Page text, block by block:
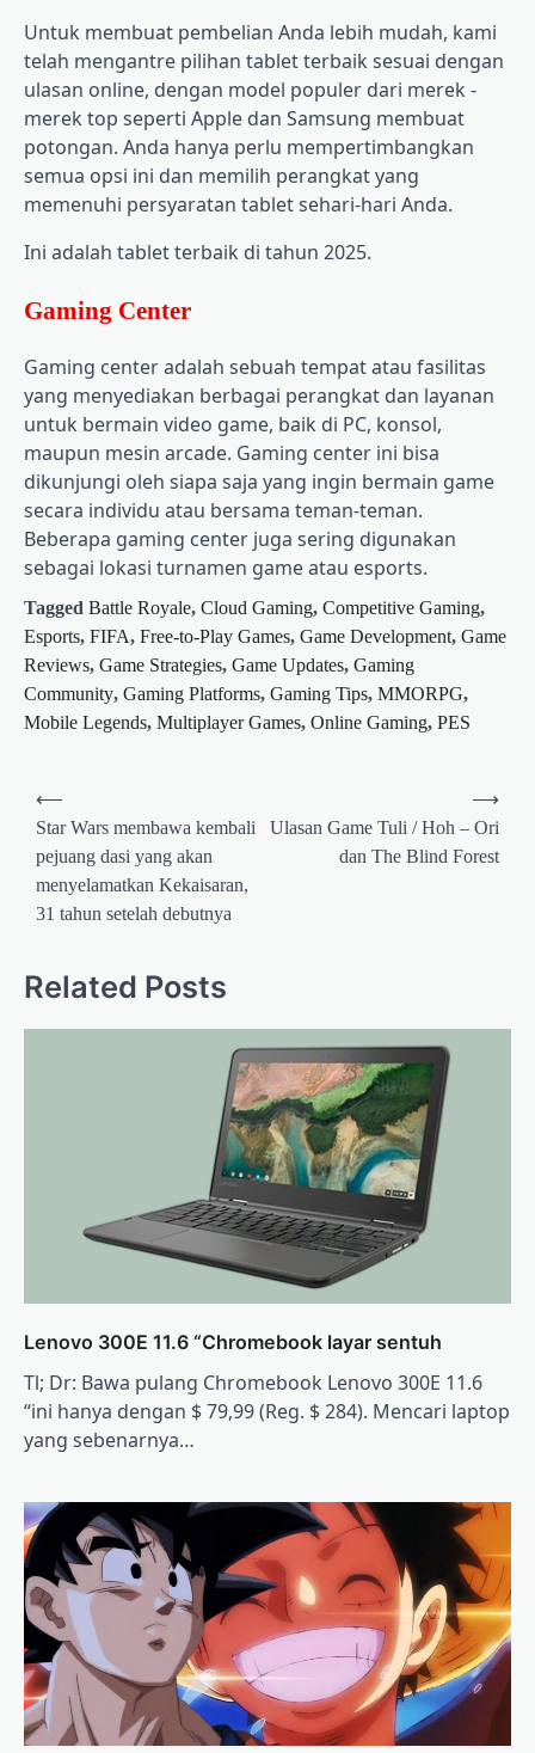
Untuk membuat pembelian Anda lebih mudah, kami
telah mengantre pilihan tablet terbaik sesuai dengan
ulasan online, dengan model populer dari merek -
merek top seperti Apple dan Samsung membuat
potongan. Anda hanya perlu mempertimbangkan
semua opsi ini dan memilih perangkat yang
memenuhi persyaratan tablet sehari-hari Anda.
Ini adalah tablet terbaik di tahun 2025.
Gaming Center
Gaming center adalah sebuah tempat atau fasilitas
yang menyediakan berbagai perangkat dan layanan
untuk bermain video game, baik di PC, konsol,
maupun mesin arcade. Gaming center ini bisa
dikunjungi oleh siapa saja yang ingin bermain game
secara individu atau bersama teman-teman.
Beberapa gaming center juga sering digunakan
sebagai lokasi turnamen game atau esports.
Tagged Battle Royale, Cloud Gaming, Competitive Gaming,
Esports, FIFA, Free-to-Play Games, Game Development, Game
Reviews, Game Strategies, Game Updates, Gaming
Community, Gaming Platforms, Gaming Tips, MMORPG,
Mobile Legends, Multiplayer Games, Online Gaming, PES
Post
navigation
⟵
Star Wars membawa kembali
pejuang dasi yang akan
menyelamatkan Kekaisaran,
31 tahun setelah debutnya
Ulasan Game Tuli / Hoh – Ori
dan The Blind Forest
⟶
Related Posts
Lenovo 300E 11.6 “Chromebook layar sentuh
Tl; Dr: Bawa pulang Chromebook Lenovo 300E 11.6
“ini hanya dengan $ 79,99 (Reg. $ 284). Mencari laptop
yang sebenarnya…